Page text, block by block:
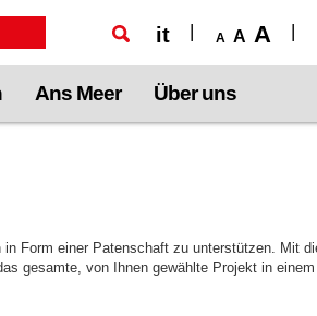
it A A A
Ans Meer Über uns
Form einer Patenschaft zu unterstützen. Mit
gesamte, von Ihnen gewählte Projekt in